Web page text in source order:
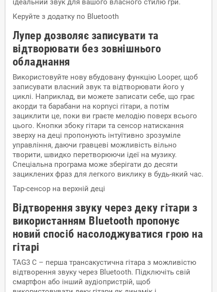
ідеальний звук для вашого власного стилю гри.
Керуйте з додатку по Bluetooth
Лупер дозволяє записувати та
відтворювати без зовнішнього
обладнання
Використовуйте нову вбудовану функцію Looper, щоб
записувати власний звук та відтворювати його у
циклі. Наприклад, ви можете записати себе, що грає
акорди та барабани на корпусі гітари, а потім
зациклити це, поки ви граєте мелодію поверх всього
цього. Кнопки збоку гітари та сенсор натискання
зверху на деці пропонують інтуїтивно зрозуміле
управління, даючи гравцеві можливість вільно
творити, швидко перетворюючи ідеї на музику.
Спеціальна програма може зберігати до десяти
зациклених фраз для легкого виклику в будь-який час.
Tap-cенсор на верхній деці
Відтворення звуку через деку гітари з
використанням Bluetooth пропонує
новий спосіб насолоджуватися грою на
гітарі
TAG3 C – перша трансакустична гітара з можливістю
відтворення звуку через Bluetooth. Підключіть свій
смартфон або інший аудіопристрій, щоб